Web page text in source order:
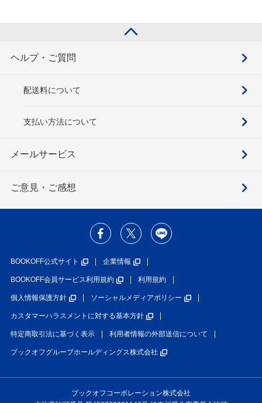
ヘルプ・ご質問
配送料について
支払い方法について
メールサービス
ご意見・ご感想
BOOKOFF公式サイト 企業情報
BOOKOFF会員サービス利用規約 利用規約
個人情報保護方針 ソーシャルメディアポリシー
カスタマーハラスメントに対する基本方針
特定商取引法に基づく表示 利用者情報の外部送信について
ブックオフグループホールディングス株式会社
ブックオフコーポレーション株式会社